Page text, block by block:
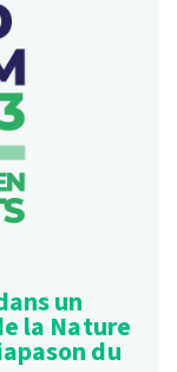
un
la Nature
du